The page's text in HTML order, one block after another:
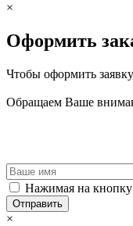
×
Оформить
Чтобы оформить
Обращаем Ваше
Нажимая на кнопку
Отправить
×